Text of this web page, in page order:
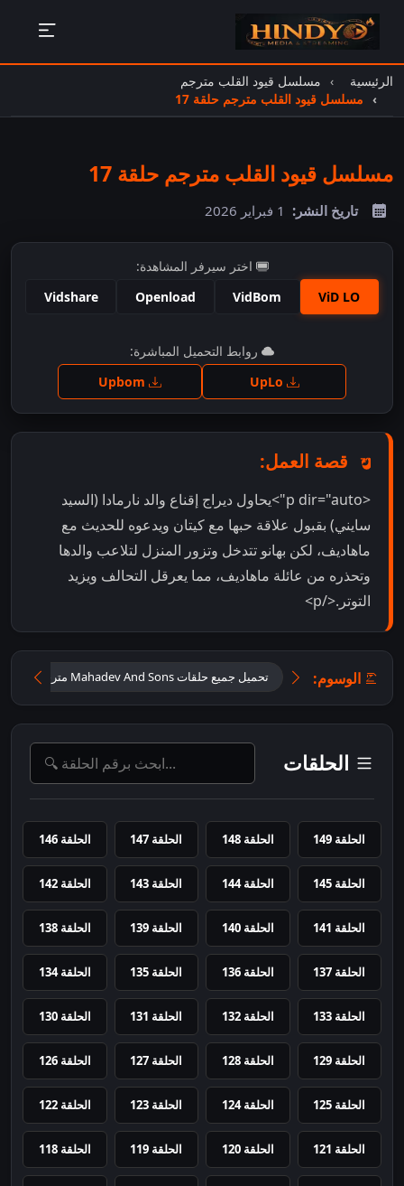
الرئيسية
مسلسل قيود القلب مترجم
مسلسل قيود القلب مترجم حلقة 17
مسلسل قيود القلب مترجم حلقة 17
تاريخ النشر: 1 فبراير 2026
اختر سيرفر المشاهدة:
ViD LO
VidBom
Openload
Vidshare
اضغط للمشاهدة
روابط التحميل المباشرة:
قصة العمل:
<p dir="auto">يحاول ديراج إقناع والد نارمادا (السيد
سايني) بقبول علاقة حبها مع كيتان ويدعوه للحديث مع
ماهاديف، لكن بهانو تتدخل وتزور المنزل لتلاعب والدها
وتحذره من عائلة ماهاديف، مما يعرقل التحالف ويزيد
التوتر.</p>
الوسوم: تحميل جميع حلقات Mahadev And Sons مترجمة
الحلقات
الحلقة 149 الحلقة 148 الحلقة 147 الحلقة 146
الحلقة 145 الحلقة 144 الحلقة 143 الحلقة 142
الحلقة 141 الحلقة 140 الحلقة 139 الحلقة 138
الحلقة 137 الحلقة 136 الحلقة 135 الحلقة 134
الحلقة 133 الحلقة 132 الحلقة 131 الحلقة 130
الحلقة 129 الحلقة 128 الحلقة 127 الحلقة 126
الحلقة 125 الحلقة 124 الحلقة 123 الحلقة 122
الحلقة 121 الحلقة 120 الحلقة 119 الحلقة 118